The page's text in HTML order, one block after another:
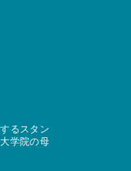
るスタン
学院の母